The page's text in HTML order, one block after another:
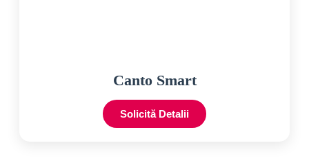
Canto Smart
Solicită Detalii